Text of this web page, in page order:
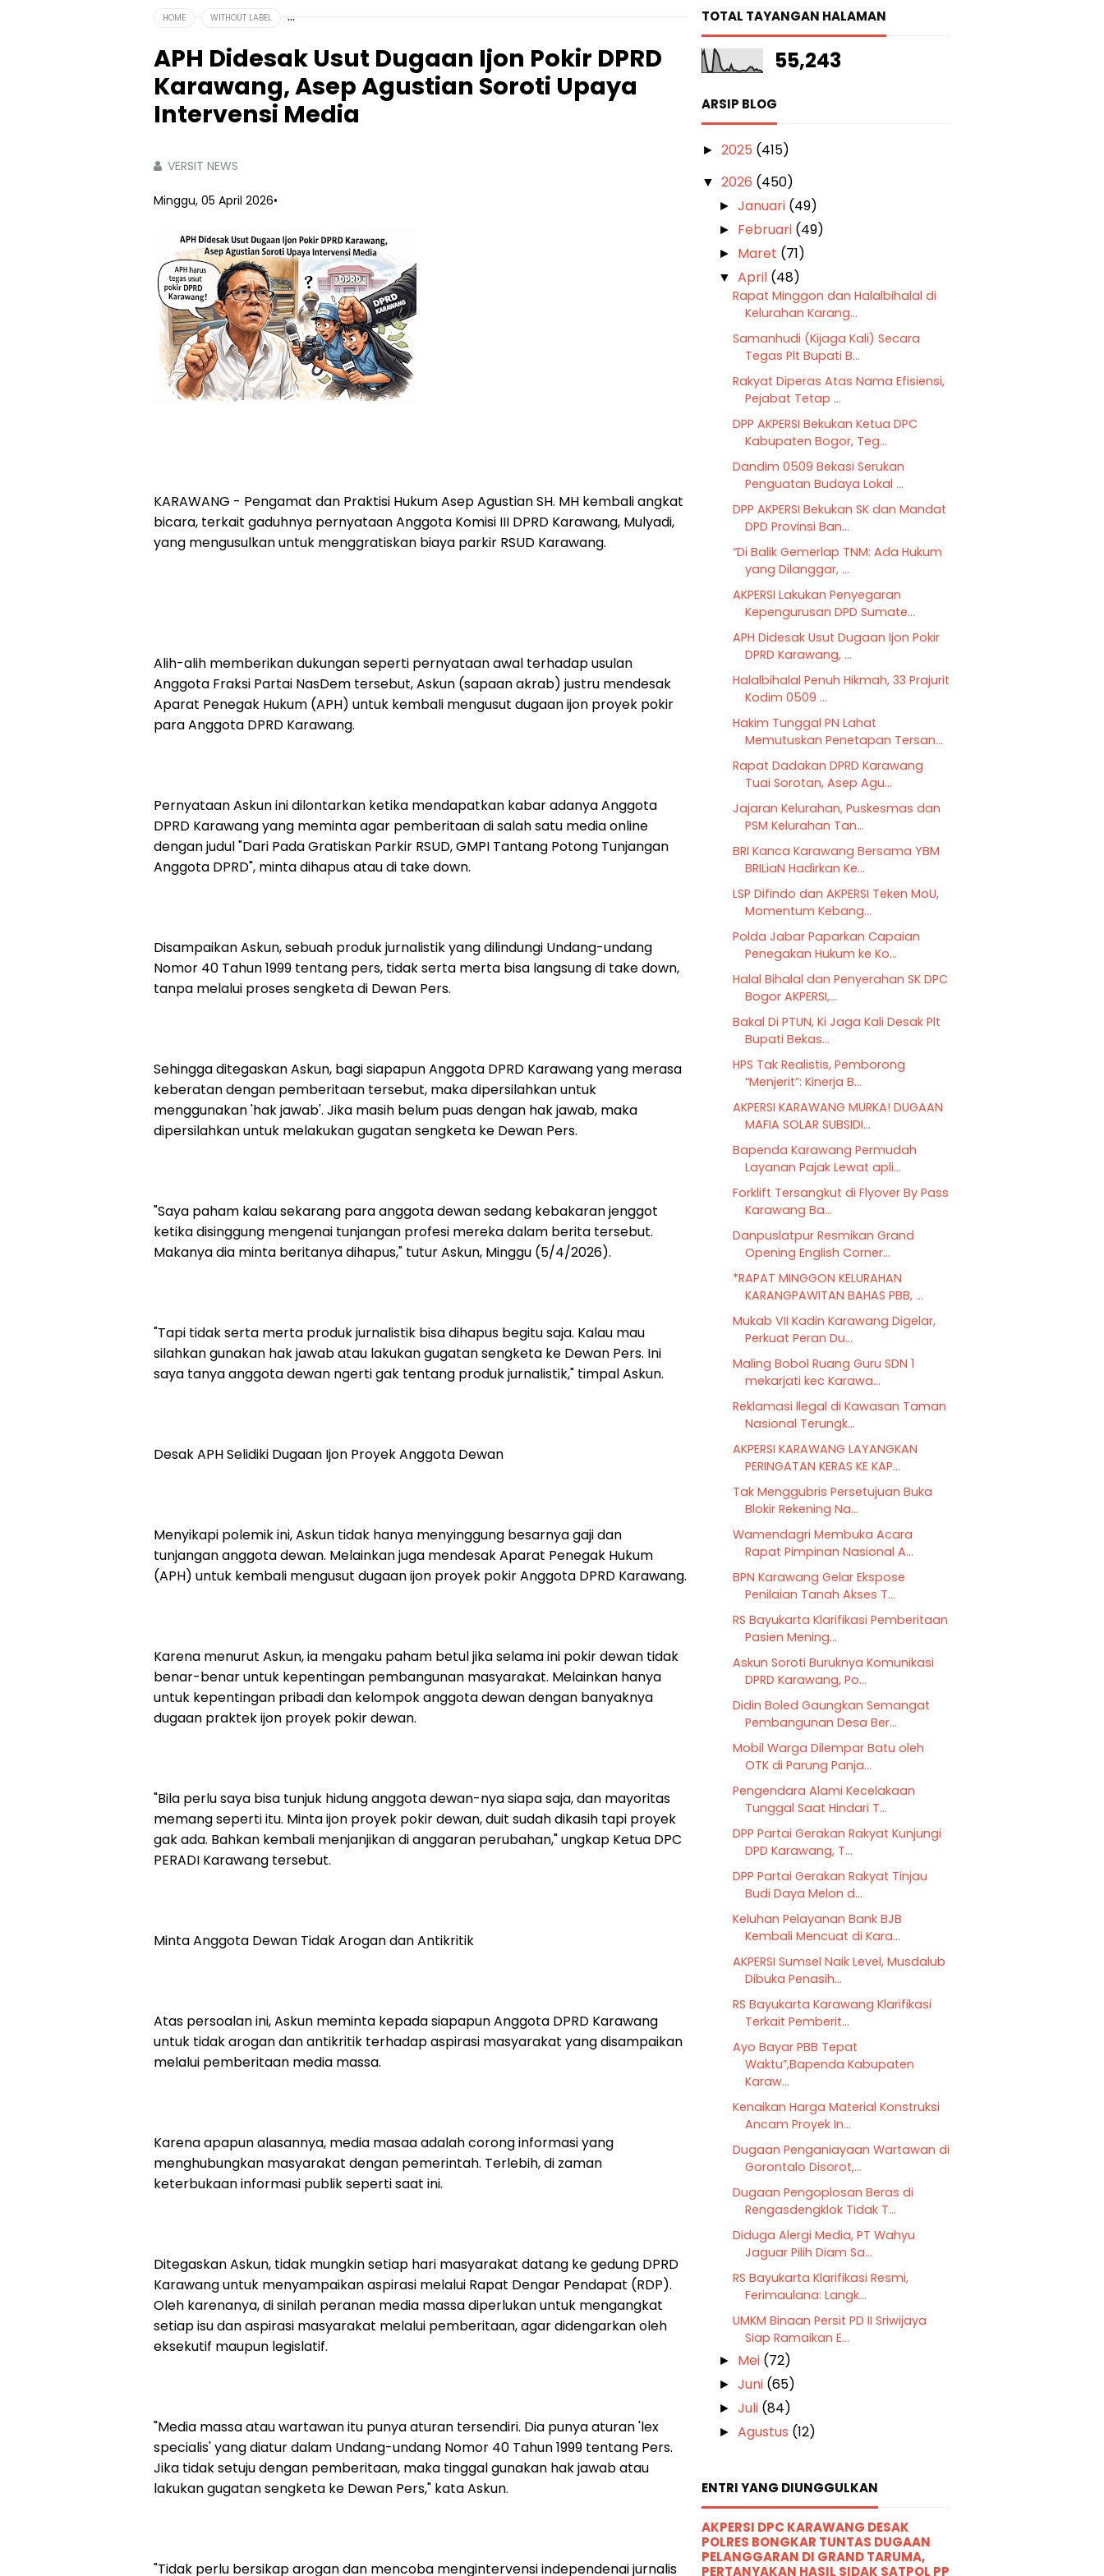
HOME WITHOUT LABEL
APH Didesak Usut Dugaan Ijon Pokir DPRD
Karawang, Asep Agustian Soroti Upaya
Intervensi Media
VERSIT NEWS
Minggu, 05 April 2026•
KARAWANG - Pengamat dan Praktisi Hukum Asep Agustian SH. MH kembali angkat
bicara, terkait gaduhnya pernyataan Anggota Komisi III DPRD Karawang, Mulyadi,
yang mengusulkan untuk menggratiskan biaya parkir RSUD Karawang.
Alih-alih memberikan dukungan seperti pernyataan awal terhadap usulan
Anggota Fraksi Partai NasDem tersebut, Askun (sapaan akrab) justru mendesak
Aparat Penegak Hukum (APH) untuk kembali mengusut dugaan ijon proyek pokir
para Anggota DPRD Karawang.
Pernyataan Askun ini dilontarkan ketika mendapatkan kabar adanya Anggota
DPRD Karawang yang meminta agar pemberitaan di salah satu media online
dengan judul "Dari Pada Gratiskan Parkir RSUD, GMPI Tantang Potong Tunjangan
Anggota DPRD", minta dihapus atau di take down.
Disampaikan Askun, sebuah produk jurnalistik yang dilindungi Undang-undang
Nomor 40 Tahun 1999 tentang pers, tidak serta merta bisa langsung di take down,
tanpa melalui proses sengketa di Dewan Pers.
Sehingga ditegaskan Askun, bagi siapapun Anggota DPRD Karawang yang merasa
keberatan dengan pemberitaan tersebut, maka dipersilahkan untuk
menggunakan 'hak jawab'. Jika masih belum puas dengan hak jawab, maka
dipersilahkan untuk melakukan gugatan sengketa ke Dewan Pers.
"Saya paham kalau sekarang para anggota dewan sedang kebakaran jenggot
ketika disinggung mengenai tunjangan profesi mereka dalam berita tersebut.
Makanya dia minta beritanya dihapus," tutur Askun, Minggu (5/4/2026).
"Tapi tidak serta merta produk jurnalistik bisa dihapus begitu saja. Kalau mau
silahkan gunakan hak jawab atau lakukan gugatan sengketa ke Dewan Pers. Ini
saya tanya anggota dewan ngerti gak tentang produk jurnalistik," timpal Askun.
Desak APH Selidiki Dugaan Ijon Proyek Anggota Dewan
Menyikapi polemik ini, Askun tidak hanya menyinggung besarnya gaji dan
tunjangan anggota dewan. Melainkan juga mendesak Aparat Penegak Hukum
(APH) untuk kembali mengusut dugaan ijon proyek pokir Anggota DPRD Karawang.
Karena menurut Askun, ia mengaku paham betul jika selama ini pokir dewan tidak
benar-benar untuk kepentingan pembangunan masyarakat. Melainkan hanya
untuk kepentingan pribadi dan kelompok anggota dewan dengan banyaknya
dugaan praktek ijon proyek pokir dewan.
"Bila perlu saya bisa tunjuk hidung anggota dewan-nya siapa saja, dan mayoritas
memang seperti itu. Minta ijon proyek pokir dewan, duit sudah dikasih tapi proyek
gak ada. Bahkan kembali menjanjikan di anggaran perubahan," ungkap Ketua DPC
PERADI Karawang tersebut.
Minta Anggota Dewan Tidak Arogan dan Antikritik
Atas persoalan ini, Askun meminta kepada siapapun Anggota DPRD Karawang
untuk tidak arogan dan antikritik terhadap aspirasi masyarakat yang disampaikan
melalui pemberitaan media massa.
Karena apapun alasannya, media masaa adalah corong informasi yang
menghubungkan masyarakat dengan pemerintah. Terlebih, di zaman
keterbukaan informasi publik seperti saat ini.
Ditegaskan Askun, tidak mungkin setiap hari masyarakat datang ke gedung DPRD
Karawang untuk menyampaikan aspirasi melalui Rapat Dengar Pendapat (RDP).
Oleh karenanya, di sinilah peranan media massa diperlukan untuk mengangkat
setiap isu dan aspirasi masyarakat melalui pemberitaan, agar didengarkan oleh
eksekutif maupun legislatif.
"Media massa atau wartawan itu punya aturan tersendiri. Dia punya aturan 'lex
specialis' yang diatur dalam Undang-undang Nomor 40 Tahun 1999 tentang Pers.
Jika tidak setuju dengan pemberitaan, maka tinggal gunakan hak jawab atau
lakukan gugatan sengketa ke Dewan Pers," kata Askun.
"Tidak perlu bersikap arogan dan mencoba mengintervensi independenai jurnalis
TOTAL TAYANGAN HALAMAN
55,243
ARSIP BLOG
►2025 (415)
▼2026 (450)
► Januari (49)
► Februari (49)
► Maret (71)
▼ April (48)
Rapat Minggon dan Halalbihalal di
Kelurahan Karang...
Samanhudi (Kijaga Kali) Secara
Tegas ‎Plt Bupati B...
Rakyat Diperas Atas Nama Efisiensi,
Pejabat Tetap ...
DPP AKPERSI Bekukan Ketua DPC
Kabupaten Bogor, Teg...
Dandim 0509 Bekasi Serukan
Penguatan Budaya Lokal ...
DPP AKPERSI Bekukan SK dan Mandat
DPD Provinsi Ban...
“Di Balik Gemerlap TNM: Ada Hukum
yang Dilanggar, ...
AKPERSI Lakukan Penyegaran
Kepengurusan DPD Sumate...
APH Didesak Usut Dugaan Ijon Pokir
DPRD Karawang, ...
Halalbihalal Penuh Hikmah, 33 Prajurit
Kodim 0509 ...
Hakim Tunggal PN Lahat
Memutuskan Penetapan Tersan...
Rapat Dadakan DPRD Karawang
Tuai Sorotan, Asep Agu...
Jajaran Kelurahan, Puskesmas dan
PSM Kelurahan Tan...
BRI Kanca Karawang Bersama YBM
BRILiaN Hadirkan Ke...
LSP Difindo dan AKPERSI Teken MoU,
Momentum Kebang...
Polda Jabar Paparkan Capaian
Penegakan Hukum ke Ko...
Halal Bihalal dan Penyerahan SK DPC
Bogor AKPERSI,...
Bakal Di PTUN, Ki Jaga Kali Desak Plt
Bupati Bekas...
HPS Tak Realistis, Pemborong
“Menjerit”: Kinerja B...
AKPERSI KARAWANG MURKA! DUGAAN
MAFIA SOLAR SUBSIDI...
Bapenda Karawang Permudah
Layanan Pajak Lewat apli...
Forklift Tersangkut di Flyover By Pass
Karawang Ba...
Danpuslatpur Resmikan Grand
Opening English Corner...
*RAPAT MINGGON KELURAHAN
KARANGPAWITAN BAHAS PBB, ...
Mukab VII Kadin Karawang Digelar,
Perkuat Peran Du...
Maling Bobol Ruang Guru SDN 1
mekarjati kec Karawa...
Reklamasi Ilegal di Kawasan Taman
Nasional Terungk...
AKPERSI KARAWANG LAYANGKAN
PERINGATAN KERAS KE KAP...
Tak Menggubris Persetujuan Buka
Blokir Rekening Na...
Wamendagri Membuka Acara
Rapat Pimpinan Nasional A...
BPN Karawang Gelar Ekspose
Penilaian Tanah Akses T...
RS Bayukarta Klarifikasi Pemberitaan
Pasien Mening...
Askun Soroti Buruknya Komunikasi
DPRD Karawang, Po...
Didin Boled Gaungkan Semangat
Pembangunan Desa Ber...
Mobil Warga Dilempar Batu oleh
OTK di Parung Panja...
Pengendara Alami Kecelakaan
Tunggal Saat Hindari T...
DPP Partai Gerakan Rakyat Kunjungi
DPD Karawang, T...
DPP Partai Gerakan Rakyat Tinjau
Budi Daya Melon d...
Keluhan Pelayanan Bank BJB
Kembali Mencuat di Kara...
AKPERSI Sumsel Naik Level, Musdalub
Dibuka Penasih...
RS Bayukarta Karawang Klarifikasi
Terkait Pemberit...
Ayo Bayar PBB Tepat
Waktu”,Bapenda Kabupaten
Karaw...
Kenaikan Harga Material Konstruksi
Ancam Proyek In...
Dugaan Penganiayaan Wartawan di
Gorontalo Disorot,...
Dugaan Pengoplosan Beras di
Rengasdengklok Tidak T...
Diduga Alergi Media, PT Wahyu
Jaguar Pilih Diam Sa...
RS Bayukarta Klarifikasi Resmi,
Ferimaulana: Langk...
UMKM Binaan Persit PD II Sriwijaya
Siap Ramaikan E...
► Mei (72)
► Juni (65)
► Juli (84)
► Agustus (12)
ENTRI YANG DIUNGGULKAN
AKPERSI DPC KARAWANG DESAK
POLRES BONGKAR TUNTAS DUGAAN
PELANGGARAN DI GRAND TARUMA,
PERTANYAKAN HASIL SIDAK SATPOL PP